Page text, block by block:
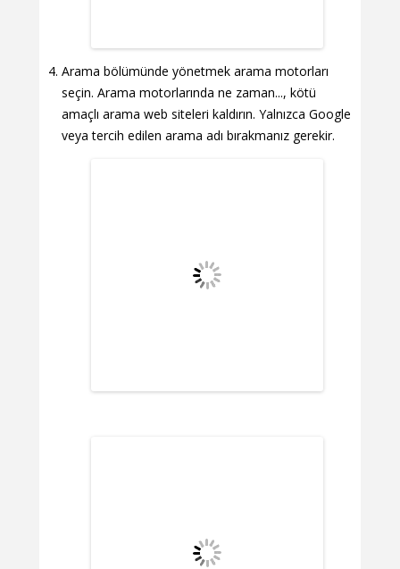
Arama bölümünde yönetmek arama motorları
seçin. Arama motorlarında ne zaman..., kötü
amaçlı arama web siteleri kaldırın. Yalnızca Google
veya tercih edilen arama adı bırakmanız gerekir.